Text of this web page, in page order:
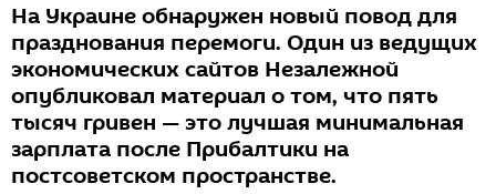
На Украине обнаружен новый повод для
празднования перемоги. Один из ведущих
экономических сайтов Незалежной
опубликовал материал о том, что пять
тысяч гривен — это лучшая минимальная
зарплата после Прибалтики на
постсоветском пространстве.